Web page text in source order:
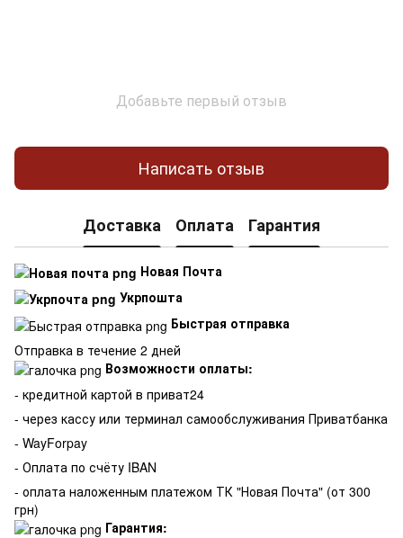
Добавьте первый отзыв
Написать отзыв
Доставка Оплата Гарантия
Новая Почта
Укрпошта
Быстрая отправка
Отправка в течение 2 дней
Возможности оплаты:
- кредитной картой в приват24
- через кассу или терминал самообслуживания Приватбанка
- WayForpay
- Оплата по счёту IBAN
- оплата наложенным платежом ТК "Новая Почта" (от 300
грн)
Гарантия: